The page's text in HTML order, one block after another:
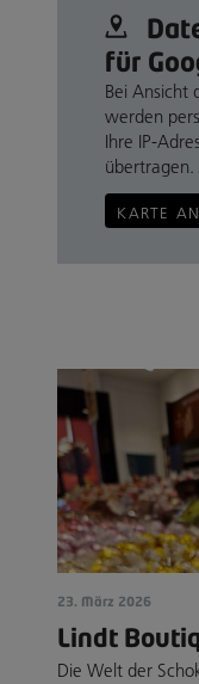
für
Bei Ansicht
werden
Ihre IP-
übertragen.
KARTE
23. März 2026
Lindt
Die Welt der